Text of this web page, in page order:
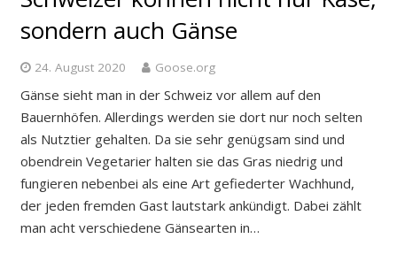
sondern auch Gänse
24. August 2020 Goose.org
Gänse sieht man in der Schweiz vor allem auf den
Bauernhöfen. Allerdings werden sie dort nur noch selten
als Nutztier gehalten. Da sie sehr genügsam sind und
obendrein Vegetarier halten sie das Gras niedrig und
fungieren nebenbei als eine Art gefiederter Wachhund,
der jeden fremden Gast lautstark ankündigt. Dabei zählt
man acht verschiedene Gänsearten in…